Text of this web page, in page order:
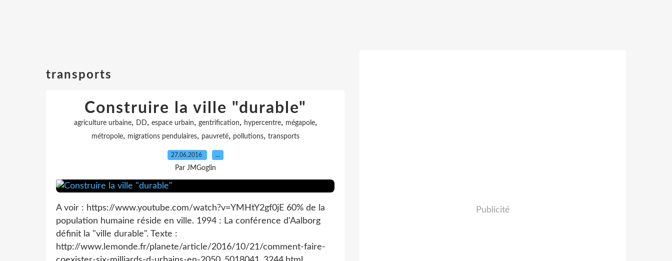
transports
Construire la ville "durable"
agriculture urbaine, DD, espace urbain, gentrification, hypercentre, mégapole,
métropole, migrations pendulaires, pauvreté, pollutions, transports
27.06.2016 …
Par JMGoglin
A voir : https://www.youtube.com/watch?v=YMHtY2gf0jE 60% de la
population humaine réside en ville. 1994 : La conférence d'Aalborg
définit la "ville durable". Texte :
http://www.lemonde.fr/planete/article/2016/10/21/comment-faire-
Publicité